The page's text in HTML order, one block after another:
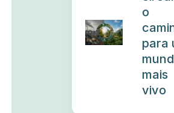
o
para
mais
vivo